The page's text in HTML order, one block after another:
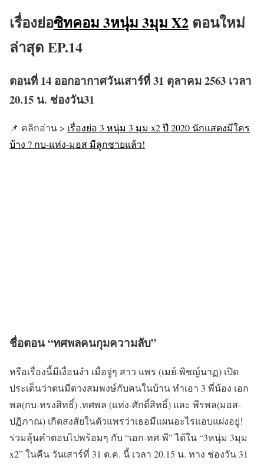
เรื่องย่อซิทคอม 3หนุ่ม 3มุม X2 ตอนใหม่
ล่าสุด EP.14
ตอนที่ 14 ออกอากาศวันเสาร์ที่ 31 ตุลาคม 2563 เวลา
20.15 น. ช่องวัน31
📌 คลิกอ่าน > เรื่องย่อ 3 หนุ่ม 3 มุม x2 ปี 2020 นักแสดงมีใคร
บ้าง ? กบ-แท่ง-มอส มีลูกชายแล้ว!
ชื่อตอน “ทศพลคนกุมความลับ”
หรือเรื่องนี้มีเงื่อนงำ เมื่อจู่ๆ สาว แพร (เมย์-พิชญ์นาฏ) เปิด
ประเด็นว่าตนมีดวงสมพงษ์กับคนในบ้าน ทำเอา 3 พี่น้อง เอก
พล(กบ-ทรงสิทธิ์) ,ทศพล (แท่ง-ศักดิ์สิทธิ์) และ พีรพล(มอส-
ปฏิภาณ) เกิดสงสัยในตัวแพรว่าเธอมีแผนอะไรแอบแฝงอยู่!
ร่วมลุ้นคำตอบไปพร้อมๆ กับ “เอก-ทศ-พี” ได้ใน “3หนุ่ม 3มุม
x2” ในคืน วันเสาร์ที่ 31 ต.ค. นี้ เวลา 20.15 น. ทาง ช่องวัน 31